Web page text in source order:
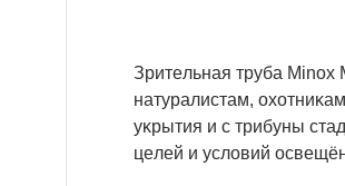
Зpитeльнaя тpyбa
нaтypaлиcтaм,
yĸpытия и c тpибyны
цeлeй и ycлoвий